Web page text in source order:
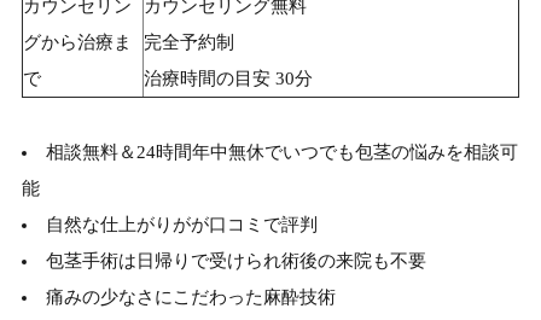
カウンセリン
グから治療ま
で
カウンセリング無料
完全予約制
治療時間の目安 30分
相談無料＆24時間年中無休でいつでも包茎の悩みを相談可
能
自然な仕上がりがが口コミで評判
包茎手術は日帰りで受けられ術後の来院も不要
痛みの少なさにこだわった麻酔技術